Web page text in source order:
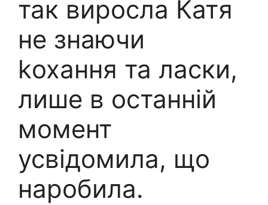
так виросла Катя
не знаючи
kохання та ласки,
лише в останній
момент
усвідомила, що
наробила.